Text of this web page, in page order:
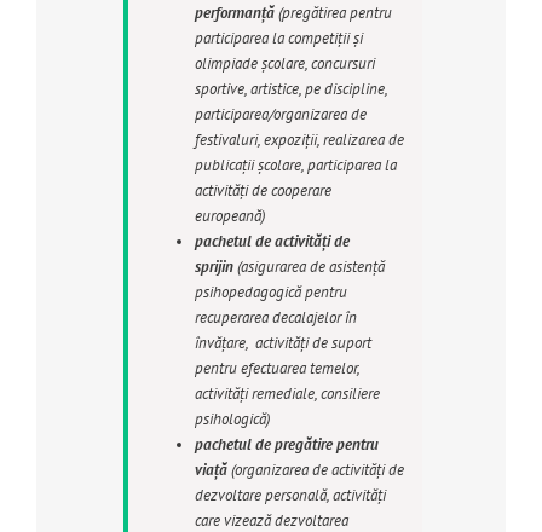
performanţă(pregătirea pentru
participarea la competiţii şi
olimpiade şcolare, concursuri
sportive, artistice, pe discipline,
participarea/organizarea de
festivaluri, expoziţii, realizarea de
publicaţii şcolare, participarea la
activităţi de cooperare
europeană)
pachetul deactivităţi de
sprijin(asigurarea de asistenţă
psihopedagogică pentru
recuperarea decalajelor în
învăţare, activităţi de suport
pentru efectuarea temelor,
activităţi remediale, consiliere
psihologică)
pachetul de pregătire pentru
viaţă(organizarea de activităţi de
dezvoltare personală, activităţi
care vizează dezvoltarea